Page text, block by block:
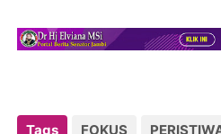
Tags FOKUS